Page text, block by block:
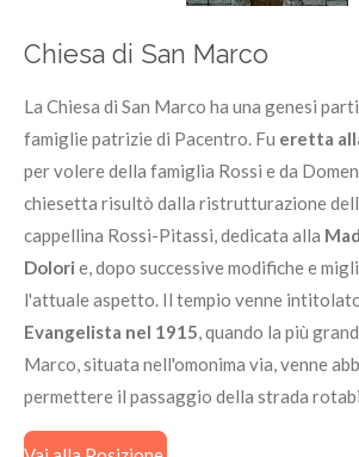
Chiesa di San Marco
La Chiesa di San Marco ha una genesi
famiglie patrizie di Pacentro. Fu eretta
per volere della famiglia Rossi e da
chiesetta risultò dalla ristrutturazione
cappellina Rossi-Pitassi, dedicata alla
Dolori e, dopo successive modifiche e
l'attuale aspetto. Il tempio venne
Evangelista nel 1915, quando la più
Marco, situata nell'omonima via, venne
permettere il passaggio della strada